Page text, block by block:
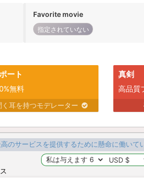
Favorite movie
指定されていない
ート
無料
く耳を持つモデレーター
真剣
高品質
のサービスを提供するために懸命に働いて